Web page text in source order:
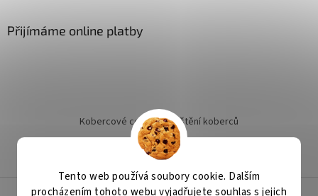
Tento web používá soubory cookie. Dalším
procházením tohoto webu vyjadřujete souhlas s jejich
Přijímáme online platby
Kobercové centrum Čištění koberců
Jak objednat instalaci